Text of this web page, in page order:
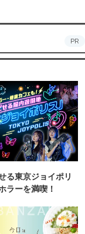
PR
る東京ジョイポリ
ラーを満喫！